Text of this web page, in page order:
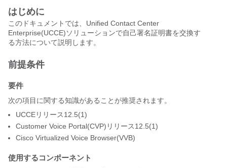
はじめに
このドキュメントでは、Unified Contact Center
Enterprise(UCCE)ソリューションで自己署名証明書を交換す
る方法について説明します。
前提条件
要件
次の項目に関する知識があることが推奨されます。
UCCEリリース12.5(1)
Customer Voice Portal(CVP)リリース12.5(1)
Cisco Virtualized Voice Browser(VVB)
使用するコンポーネント